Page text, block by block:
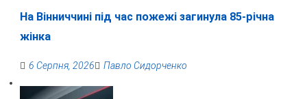
На Вінниччині під час пожежі загинула 85-річна
жінка
6 Серпня, 2026 Павло Сидорченко